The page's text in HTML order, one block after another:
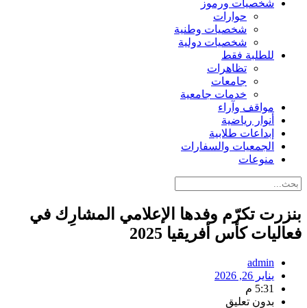
شخصيات ورموز
حوارات
شخصيات وطنية
شخصيات دولية
للطلبة فقط
تظاهرات
جامعات
خدمات جامعية
مواقف وآراء
أنوار رياضية
إبداعات طلابية
الجمعيات والسفارات
منوعات
بنزرت تكرّم وفدها الإعلامي المشارِك في
فعاليات كأس أفريقيا 2025
admin
يناير 26, 2026
5:31 م
بدون تعليق